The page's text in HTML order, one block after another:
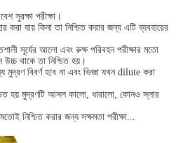
সুরক্ষা পরীক্ষা।
যায় কিনা তা নিশ্চিত করার জন্য এটি ব্যবহারের
সূর্যের আলো এবং রুক্ষ পরিবহন পরীক্ষার মতো
উচ্চ থাকে তা নিশ্চিত হয়।
মুদ্রণ বিবর্ণ হবে না এবং ভিজা যখন dilute করা
হয় মুদ্রণটি আসল কালো, ধারালো, কোনও স্লার
নিশ্চিত করার জন্য সক্ষমতা পরীক্ষা...